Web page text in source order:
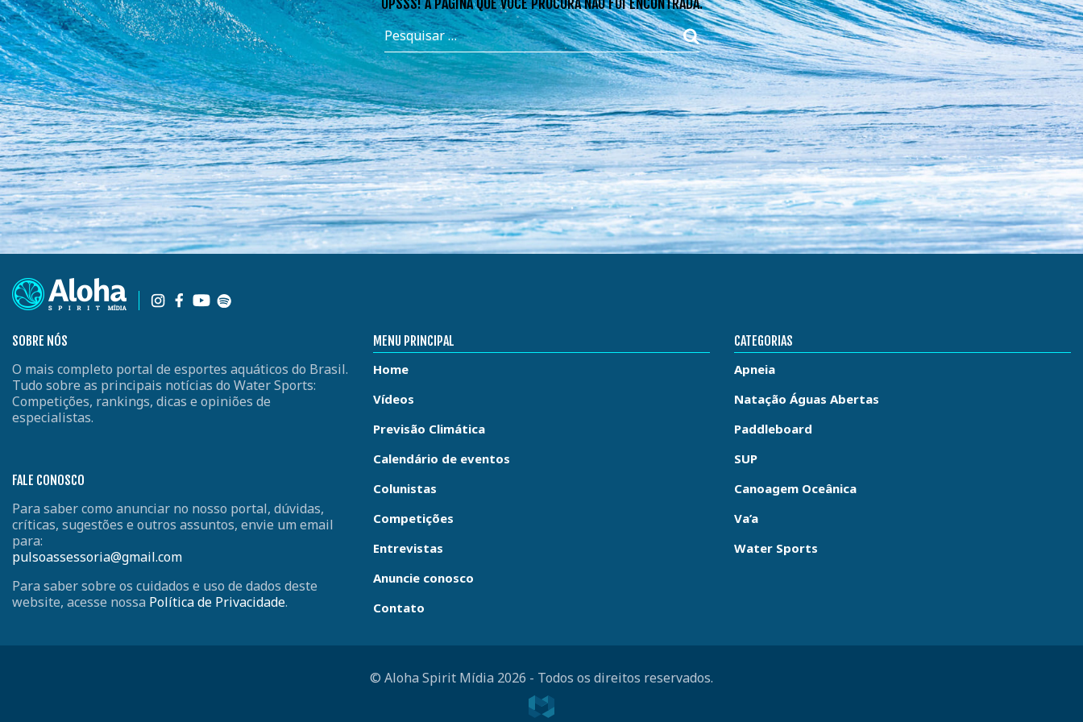
SOBRE NÓS
O mais completo portal de esportes aquáticos do Brasil.
Tudo sobre as principais notícias do Water Sports:
Competições, rankings, dicas e opiniões de
especialistas.
FALE CONOSCO
Para saber como anunciar no nosso portal, dúvidas,
críticas, sugestões e outros assuntos, envie um email
para:
pulsoassessoria@gmail.com
Para saber sobre os cuidados e uso de dados deste
website, acesse nossa Política de Privacidade.
MENU PRINCIPAL
Home
Vídeos
Previsão Climática
Calendário de eventos
Colunistas
Competições
Entrevistas
Anuncie conosco
Contato
CATEGORIAS
Apneia
Natação Águas Abertas
Paddleboard
SUP
Canoagem Oceânica
Va’a
Water Sports
© Aloha Spirit Mídia 2026 - Todos os direitos reservados.